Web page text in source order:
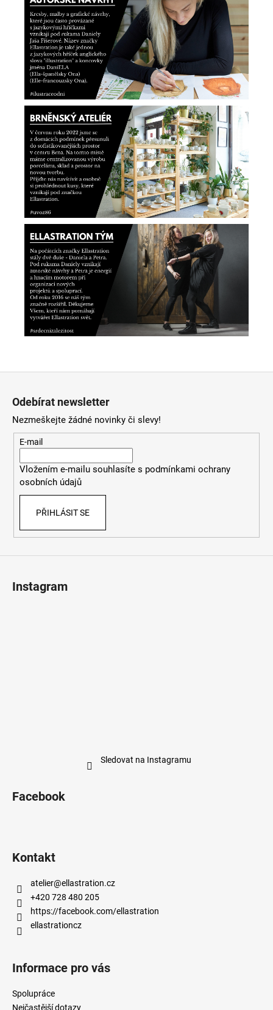
Odebírat newsletter
Nezmeškejte žádné novinky či slevy!
E-mail
Vložením e-mailu souhlasíte s podmínkami ochrany
osobních údajů
PŘIHLÁSIT SE
Instagram
Sledovat na Instagramu
Facebook
Kontakt
atelier@ellastration.cz
+420 728 480 205
https://facebook.com/ellastration
ellastrationcz
Informace pro vás
Spolupráce
Nejčastější dotazy